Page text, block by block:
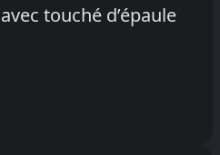
touché d’épaule